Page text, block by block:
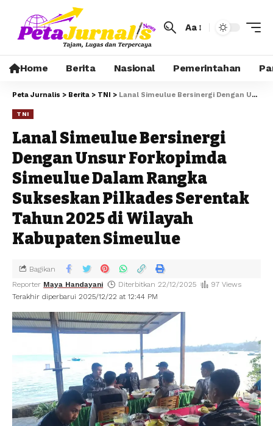
Aa
Home Berita Nasional Pemerintahan
Peta Jurnalis > Berita > TNI > Lanal Simeulue Bersinergi Dengan Unsur Forkopimda Simeulue Dalam Rangka Sukseskan Pilkades Serentak Tahun 2025 di Wilayah Kabupaten Simeulue
TNI
Lanal Simeulue Bersinergi
Dengan Unsur Forkopimda
Simeulue Dalam Rangka
Sukseskan Pilkades Serentak
Tahun 2025 di Wilayah
Kabupaten Simeulue
Terakhir diperbarui 2025/12/22 at 12:44 PM
Reporter Maya Handayani Diterbitkan 22/12/2025 97 Views
Bagikan